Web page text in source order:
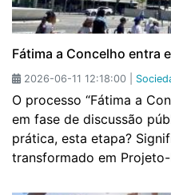
Fátima a Concelho entra
2026-06-11 12:18:00 |
O processo “Fátima a
em fase de discussão
prática, esta etapa?
transformado em